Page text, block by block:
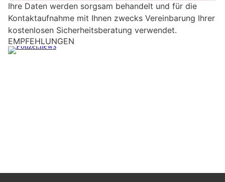
e
i
n
M
w
Ihre Daten werden sorgsam behandelt und für die
Kontaktaufnahme mit Ihnen zwecks Vereinbarung Ihrer
kostenlosen Sicherheitsberatung verwendet.
Dättwil AG: Buschauffeur entdeckt Verdächtige